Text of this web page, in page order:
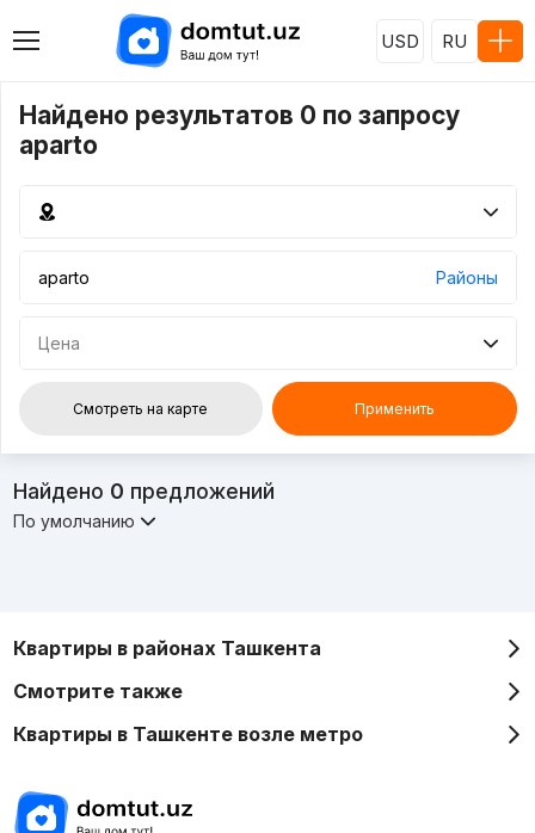
USD RU
Найдено результатов 0 по запросу
aparto
Районы
Цена
Смотреть на карте Применить
Найдено 0 предложений
По умолчанию
Квартиры в районах Ташкента
Смотрите также
Квартиры в Ташкенте возле метро